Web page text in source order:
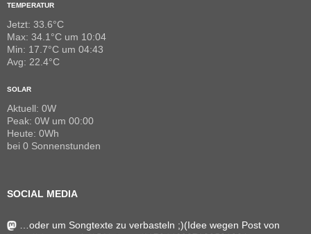
TEMPERATUR
Jetzt: 33.6°C
Max: 34.1°C um 10:04
Min: 17.7°C um 04:43
Avg: 22.4°C
SOLAR
Aktuell: 0W
Peak: 0W um 00:00
Heute: 0Wh
bei 0 Sonnenstunden
SOCIAL MEDIA
…oder um Songtexte zu verbasteln ;)(Idee wegen Post von